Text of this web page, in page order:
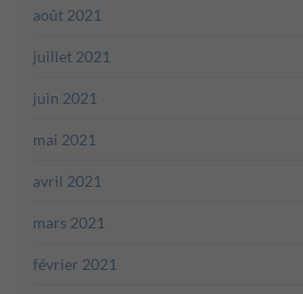
août 2021
juillet 2021
juin 2021
mai 2021
avril 2021
mars 2021
février 2021